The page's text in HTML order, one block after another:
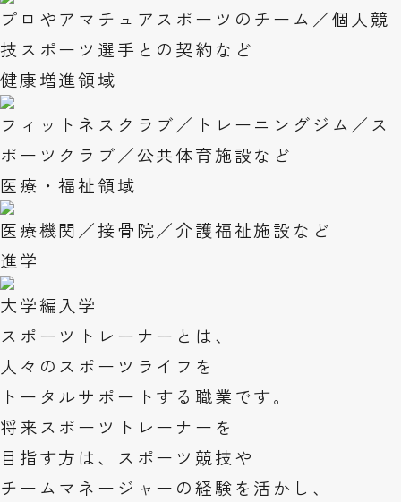
プロやアマチュアスポーツのチーム／個人競
技スポーツ選手との契約など
健康増進領域
フィットネスクラブ／トレーニングジム／ス
ポーツクラブ／公共体育施設など
医療・福祉領域
医療機関／接骨院／介護福祉施設など
進学
大学編入学
スポーツトレーナーとは、
人々の スポーツライフ を
トータルサポート する職業です。
将来スポーツトレーナーを
目指す方は、スポーツ競技や
チームマネージャーの経験を活かし、